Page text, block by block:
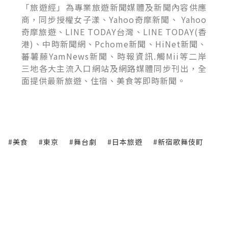
「旅遊經」為專業旅遊新聞媒體及新聞內容供應
商，同步授權女子漾、Yahoo奇摩新聞、 Yahoo
奇摩旅遊、LINE TODAY台灣、LINE TODAY(香
港)、中時新聞網、Pchome新聞、HiNet新聞、
蕃薯藤YamNews新聞、時報資訊.觸Mii等二岸
三地各大主流入口網站及網路媒體同步刊出，全
面提供最新旅遊、住宿、美食等即時新聞。
#美食 #東京 #舞台劇 #日本旅遊 #新宿歌舞伎町